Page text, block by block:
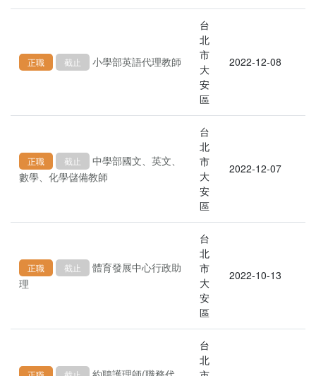
正職 截止 小學部英語代理教師
台
北
市
大
安
區
2022-12-08
正職 截止
中學部國文、英文、
數學、化學儲備教師
台
北
市
大
安
區
2022-12-07
正職 截止
體育發展中心行政助
理
台
北
市
大
安
區
2022-10-13
台
北